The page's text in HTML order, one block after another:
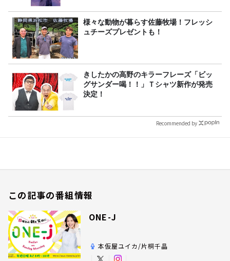
様々な動物が暮らす佐藤牧場！フレッシ
ュチーズプレゼントも！
きしたかの高野のキラーフレーズ「ビッ
グサンダー喝！！」Ｔシャツ新作が発売
決定！
Recommended by
この記事の番組情報
ONE-J
本仮屋ユイカ/片桐千晶